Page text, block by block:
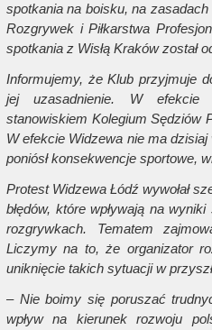
spotkania na boisku, na
Rozgrywek i Piłkarstwa
spotkania z Wisłą Kraków został
Informujemy, że Klub przyjmuje
jej uzasadnienie. W efekcie
stanowiskiem Kolegium Sędziów
W efekcie Widzewa nie ma
poniósł konsekwencje sportowe,
Protest Widzewa Łódź wywołał
błędów, które wpływają na
rozgrywkach. Tematem
Liczymy na to, że organizator
uniknięcie takich sytuacji w
– Nie boimy się poruszać
wpływ na kierunek rozwoju